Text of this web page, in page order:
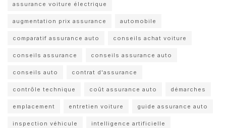
assurance voiture électrique
augmentation prix assurance automobile
comparatif assurance auto conseils achat voiture
conseils assurance conseils assurance auto
conseils auto contrat d'assurance
contrôle technique coût assurance auto démarches
emplacement entretien voiture guide assurance auto
inspection véhicule intelligence artificielle